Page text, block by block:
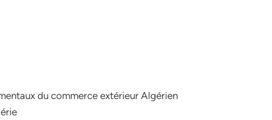
du commerce extérieur Algérien